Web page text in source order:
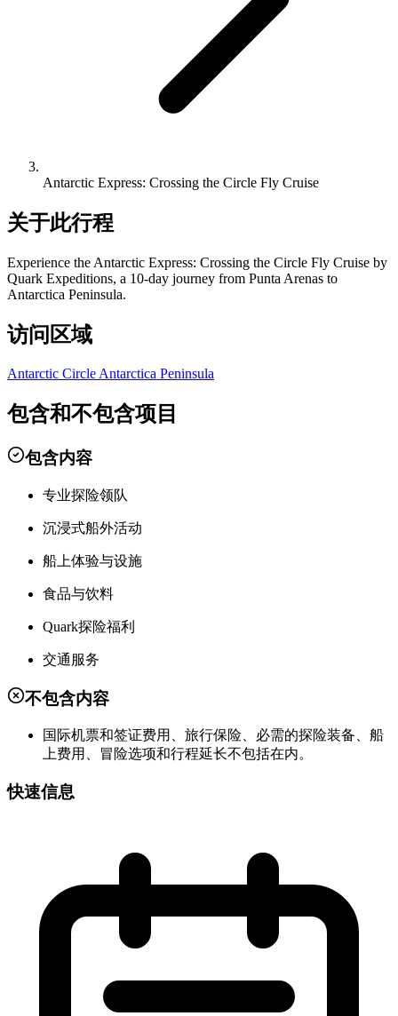
Antarctic Express: Crossing the Circle Fly Cruise
关于此行程
Experience the Antarctic Express: Crossing the Circle Fly Cruise by
Quark Expeditions, a 10-day journey from Punta Arenas to
Antarctica Peninsula.
访问区域
Antarctic CircleAntarctica Peninsula
包含和不包含项目
包含内容
专业探险领队
沉浸式船外活动
船上体验与设施
食品与饮料
Quark探险福利
交通服务
不包含内容
国际机票和签证费用、旅行保险、必需的探险装备、船
上费用、冒险选项和行程延长不包括在内。
快速信息